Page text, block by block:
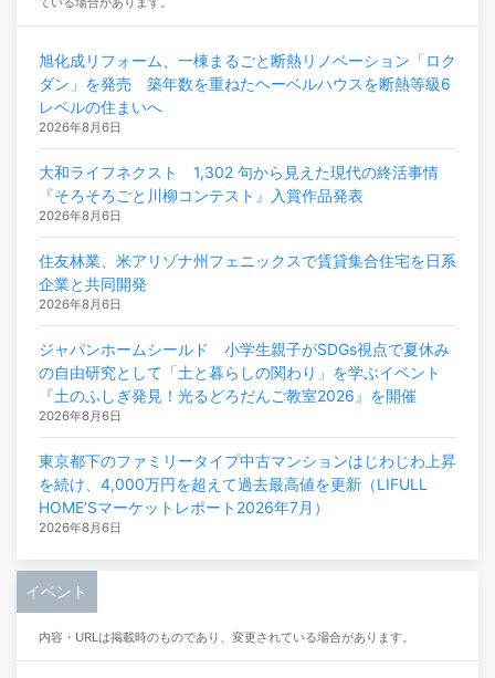
旭化成リフォーム、一棟まるごと断熱リノベーション「ロク
ダン」を発売 築年数を重ねたヘーベルハウスを断熱等級6
レベルの住まいへ
2026年8月6日
大和ライフネクスト 1,302 句から見えた現代の終活事情
『そろそろごと川柳コンテスト』入賞作品発表
2026年8月6日
住友林業、米アリゾナ州フェニックスで賃貸集合住宅を日系
企業と共同開発
2026年8月6日
ジャパンホームシールド 小学生親子がSDGs視点で夏休み
の自由研究として「土と暮らしの関わり」を学ぶイベント
『土のふしぎ発見！光るどろだんご教室2026』を開催
2026年8月6日
東京都下のファミリータイプ中古マンションはじわじわ上昇
を続け、4,000万円を超えて過去最高値を更新（LIFULL
HOME’Sマーケットレポート2026年7月）
2026年8月6日
イベント
内容・URLは掲載時のものであり、変更されている場合があります。